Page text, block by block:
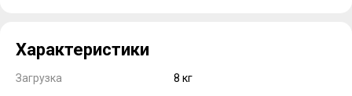
Характеристики
Загрузка 8 кг